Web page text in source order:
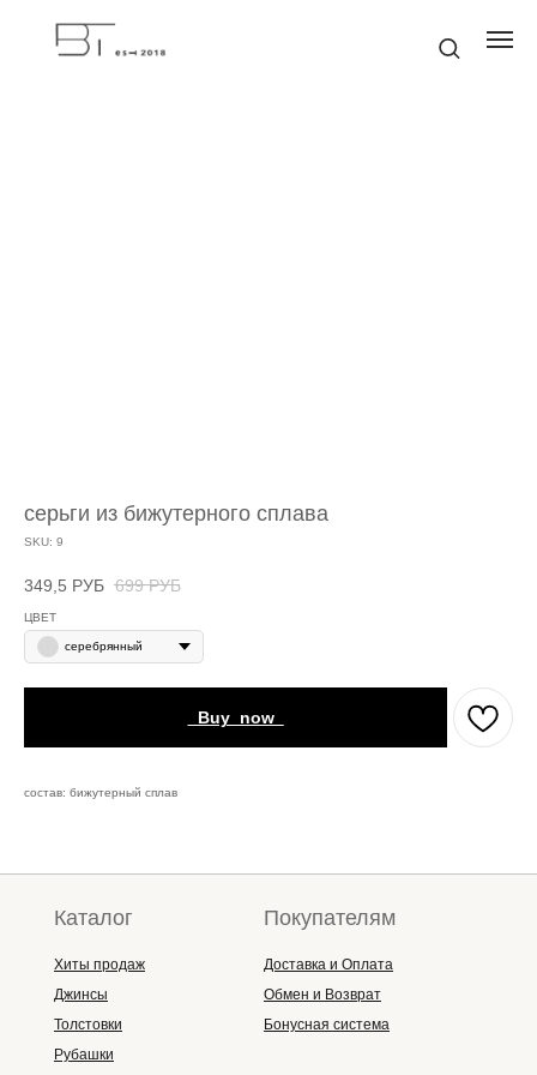
серьги из бижутерного сплава
SKU: 9
349,5 РУБ 699 РУБ
ЦВЕТ
серебрянный
_Buy_now_
состав: бижутерный сплав
Каталог
Хиты продаж
Джинсы
Толстовки
Рубашки
Доставка и Оплата
Обмен и Возврат
Бонусная система
Покупателям